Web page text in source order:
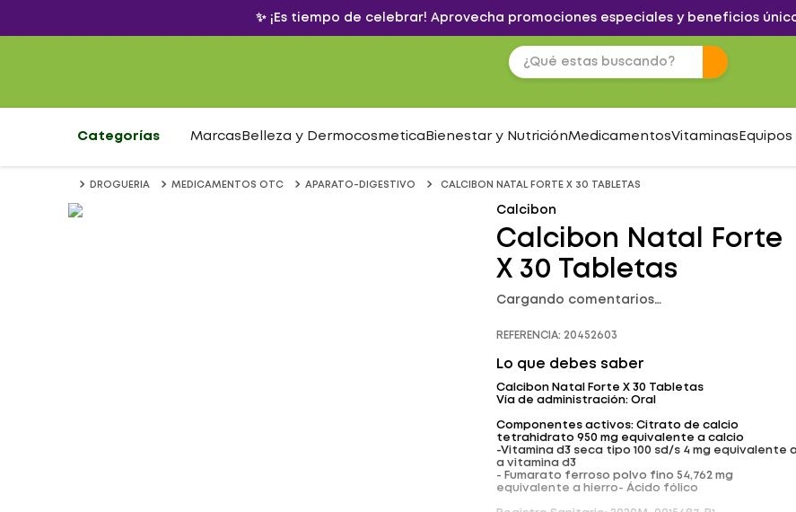
✨ ¡Es tiempo de celebrar! Aprovecha promociones especiales y beneficios
Categorías Marcas Belleza y Dermocosmetica Bienestar y NutriciónMedicamentosVitaminas
DROGUERIA MEDICAMENTOS OTC APARATO-DIGESTIVO CALCIBON NATAL FORTE X 30 TABLETAS
Calcibon
Calcibon Natal Forte
X 30 Tabletas
Cargando comentarios…
REFERENCIA: 20452603
Lo que debes saber
Calcibon Natal Forte X 30 Tabletas
Vía de administración: Oral
Componentes activos: Citrato de calcio
tetrahidrato 950 mg equivalente a calcio
-Vitamina d3 seca tipo 100 sd/s 4 mg equivalente
a vitamina d3
- Fumarato ferroso polvo fino 54,762 mg
equivalente a hierro- Ácido fólico